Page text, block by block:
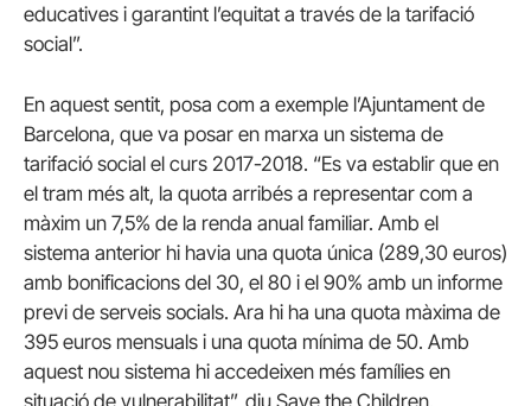
educatives i garantint l’equitat a través de la tarifació
social”.
En aquest sentit, posa com a exemple l’Ajuntament de
Barcelona, que va posar en marxa un sistema de
tarifació social el curs 2017-2018. “Es va establir que en
el tram més alt, la quota arribés a representar com a
màxim un 7,5% de la renda anual familiar. Amb el
sistema anterior hi havia una quota única (289,30 euros)
amb bonificacions del 30, el 80 i el 90% amb un informe
previ de serveis socials. Ara hi ha una quota màxima de
395 euros mensuals i una quota mínima de 50. Amb
aquest nou sistema hi accedeixen més famílies en
situació de vulnerabilitat”, diu Save the Children.